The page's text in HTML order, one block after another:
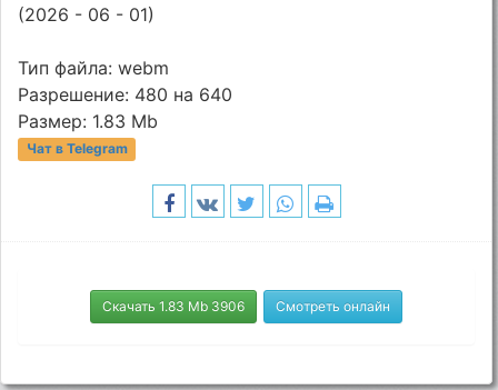
(2026 - 06 - 01)
Тип файла: webm
Разрешение: 480 на 640
Размер: 1.83 Mb
Чат в Telegram
Скачать 1.83 Mb 3906 Смотреть онлайн